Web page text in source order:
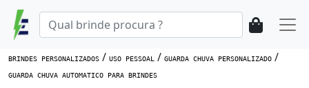
BRINDES PERSONALIZADOS / USO PESSOAL / GUARDA CHUVA PERSONALIZADO /
GUARDA CHUVA AUTOMATICO PARA BRINDES